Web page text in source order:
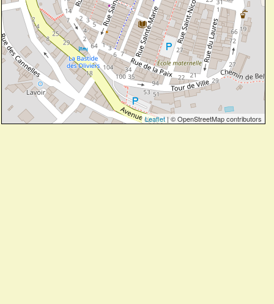
Leaflet| © OpenStreetMap contributors